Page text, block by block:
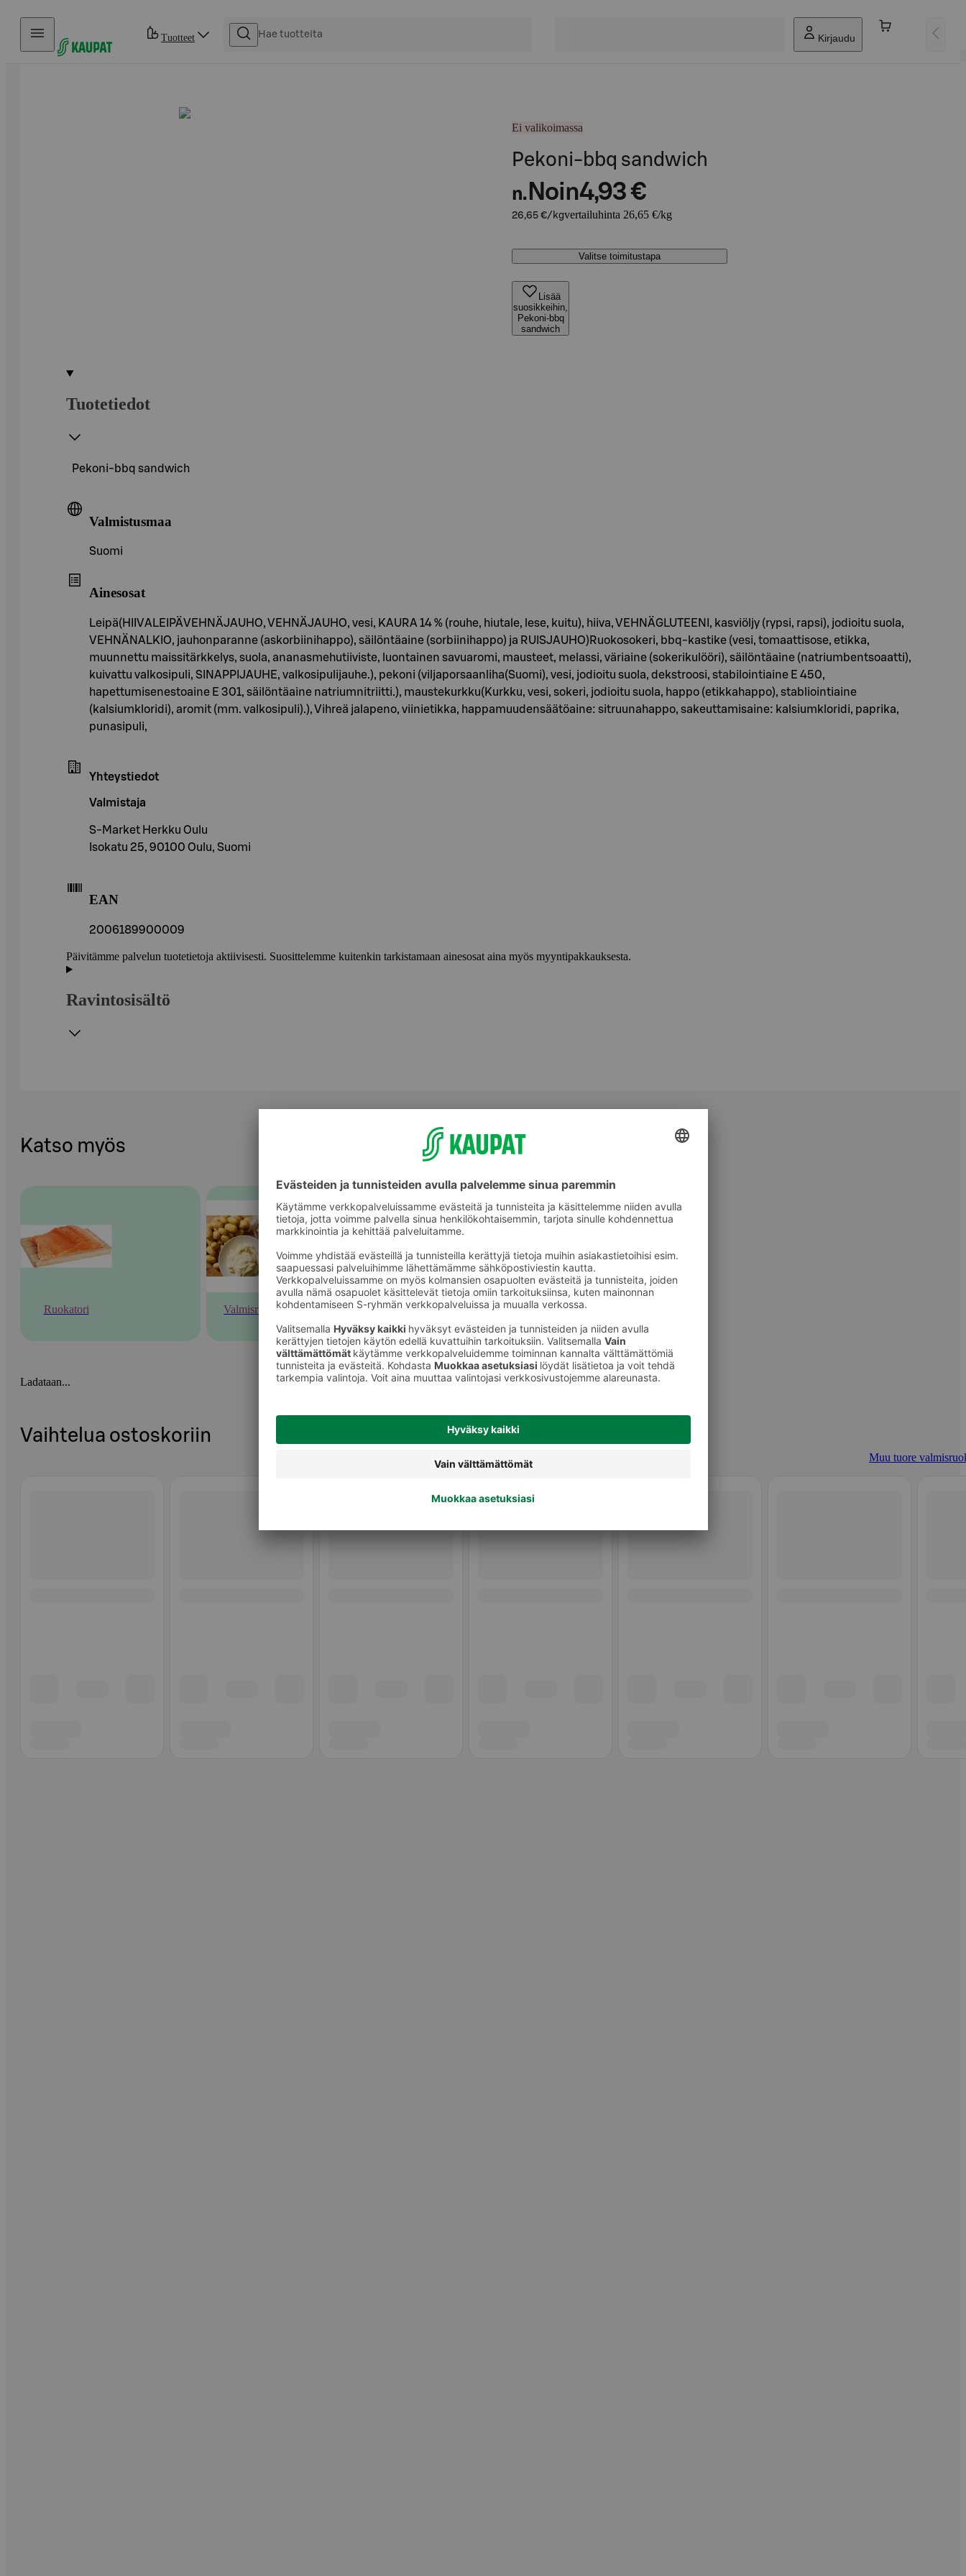
Hyppää sisältöön
Tuotteet Kirjaudu
Ei valikoimassa
Pekoni-bbq sandwich
n. Noin4,93 €
26,65 €/kgvertailuhinta 26,65 €/kg
Valitse toimitustapa
Lisää
suosikkeihin,
Pekoni-bbq
sandwich
Tuotetiedot
Pekoni-bbq sandwich
Valmistusmaa
Suomi
Ainesosat
Leipä(HIIVALEIPÄVEHNÄJAUHO, VEHNÄJAUHO, vesi, KAURA 14 % (rouhe, hiutale, lese, kuitu), hiiva, VEHNÄGLUTEENI, kasviöljy (rypsi, rapsi), jodioitu suola,
VEHNÄNALKIO, jauhonparanne (askorbiinihappo), säilöntäaine (sorbiinihappo) ja RUISJAUHO)Ruokosokeri, bbq-kastike (vesi, tomaattisose, etikka,
muunnettu maissitärkkelys, suola, ananasmehutiiviste, luontainen savuaromi, mausteet, melassi, väriaine (sokerikulööri), säilöntäaine (natriumbentsoaatti),
kuivattu valkosipuli, SINAPPIJAUHE, valkosipulijauhe.), pekoni (viljaporsaanliha(Suomi), vesi, jodioitu suola, dekstroosi, stabilointiaine E 450,
hapettumisenestoaine E 301, säilöntäaine natriumnitriitti.), maustekurkku(Kurkku, vesi, sokeri, jodioitu suola, happo (etikkahappo), stabliointiaine
(kalsiumkloridi), aromit (mm. valkosipuli).), Vihreä jalapeno, viinietikka, happamuudensäätöaine: sitruunahappo, sakeuttamisaine: kalsiumkloridi, paprika,
punasipuli,
Yhteystiedot
Valmistaja
S-Market Herkku Oulu
Isokatu 25, 90100 Oulu, Suomi
EAN
2006189900009
Päivitämme palvelun tuotetietoja aktiivisesti. Suosittelemme kuitenkin tarkistamaan ainesosat aina myös myyntipakkauksesta.
Ravintosisältö
Katso myös
Ruokatori Valmisruoka Muu tuore valmisruoka
Ladataan...
Vaihtelua ostoskoriin
Muu tuore